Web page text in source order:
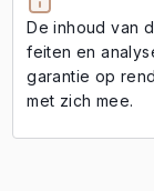
De inhoud van
feiten en
garantie op
met zich mee.